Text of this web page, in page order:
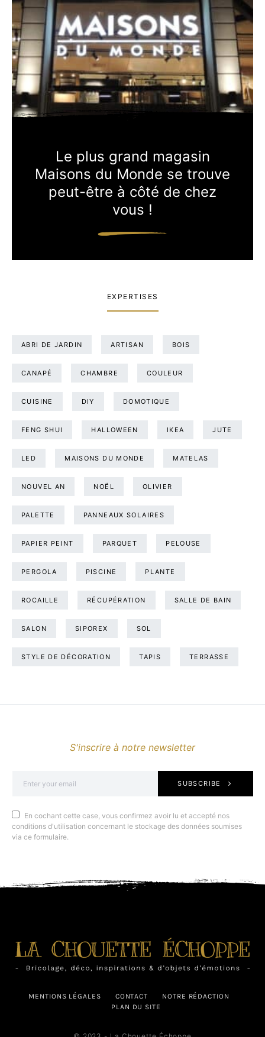
Le plus grand magasin
Maisons du Monde se trouve
peut-être à côté de chez
vous !
EXPERTISES
ABRI DE JARDIN ARTISAN BOIS
CANAPÉ CHAMBRE COULEUR
CUISINE DIY DOMOTIQUE
FENG SHUI HALLOWEEN IKEA JUTE
LED MAISONS DU MONDE MATELAS
NOUVEL AN NOËL OLIVIER
PALETTE PANNEAUX SOLAIRES
PAPIER PEINT PARQUET PELOUSE
PERGOLA PISCINE PLANTE
ROCAILLE RÉCUPÉRATION SALLE DE BAIN
SALON SIPOREX SOL
STYLE DE DÉCORATION TAPIS TERRASSE
S'inscrire à notre newsletter
SUBSCRIBE
En cochant cette case, vous confirmez avoir lu et accepté nos
conditions d'utilisation concernant le stockage des données soumises
via ce formulaire.
MENTIONS LÉGALES CONTACT
NOTRE RÉDACTION
PLAN DU SITE